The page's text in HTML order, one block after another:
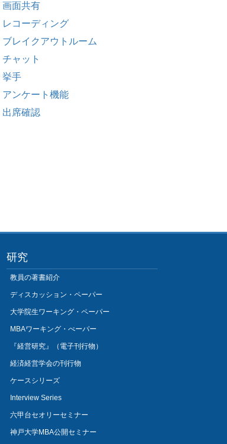
画面共有
レコーディング
ブレイクアウトルーム
チャット
挙手
アンケート機能
出席確認
研究
教員の著書紹介
ディスカッション・ペーパー
大学院生ワーキング・ペーパー
MBAワーキング・ぺーパー
『経営研究』（電子刊行物）
経済経営学会の刊行物
ケースシリーズ
Interview Series
六甲台セオリーセミナー
神戸大学MBA公開セミナー